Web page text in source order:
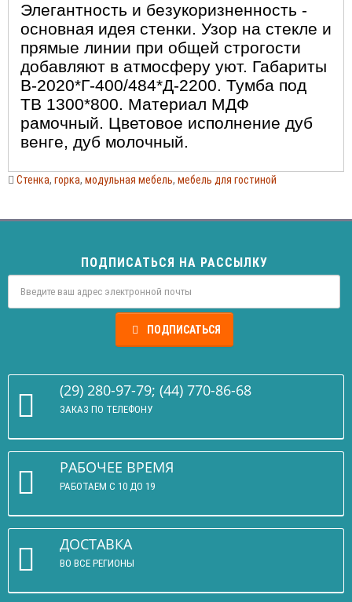
Элегантность и безукоризненность -
основная идея стенки. Узор на стекле и
прямые линии при общей строгости
добавляют в атмосферу уют. Габариты
В-2020*Г-400/484*Д-2200. Тумба под
ТВ 1300*800. Материал МДФ
рамочный. Цветовое исполнение дуб
венге, дуб молочный.
Стенка, горка, модульная мебель, мебель для гостиной
ПОДПИСАТЬСЯ НА РАССЫЛКУ
ПОДПИСАТЬСЯ
(29) 280-97-79; (44) 770-86-68
ЗАКАЗ ПО ТЕЛЕФОНУ
РАБОЧЕЕ ВРЕМЯ
РАБОТАЕМ С 10 ДО 19
ДОСТАВКА
ВО ВСЕ РЕГИОНЫ